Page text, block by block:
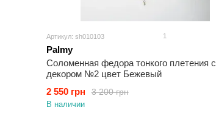
Артикул: sh010103 1
Palmy
Соломенная федора тонкого плетения с
декором №2 цвет Бежевый
3 200 грн
2 550 грн
В наличии